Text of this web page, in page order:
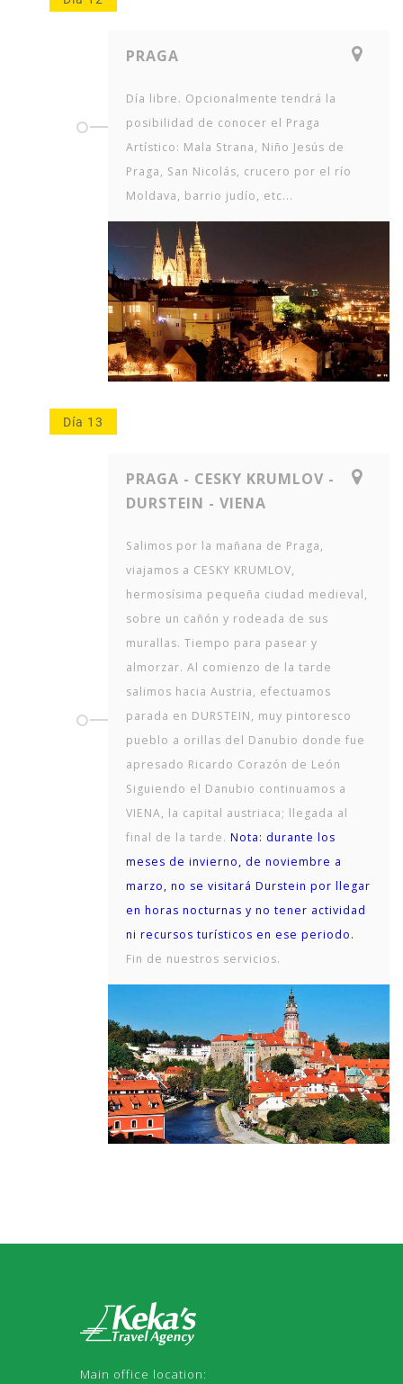
PRAGA
Día libre. Opcionalmente tendrá la
posibilidad de conocer el Praga
Artístico: Mala Strana, Niño Jesús de
Praga, San Nicolás, crucero por el río
Moldava, barrio judío, etc...
Día 13
PRAGA - CESKY KRUMLOV -
DURSTEIN - VIENA
Salimos por la mañana de Praga,
viajamos a CESKY KRUMLOV,
hermosísima pequeña ciudad medieval,
sobre un cañón y rodeada de sus
murallas. Tiempo para pasear y
almorzar. Al comienzo de la tarde
salimos hacia Austria, efectuamos
parada en DURSTEIN, muy pintoresco
pueblo a orillas del Danubio donde fue
apresado Ricardo Corazón de León
Siguiendo el Danubio continuamos a
VIENA, la capital austriaca; llegada al
final de la tarde. Nota: durante los
meses de invierno, de noviembre a
marzo, no se visitará Durstein por llegar
en horas nocturnas y no tener actividad
ni recursos turísticos en ese periodo.
Fin de nuestros servicios.
Main office location: